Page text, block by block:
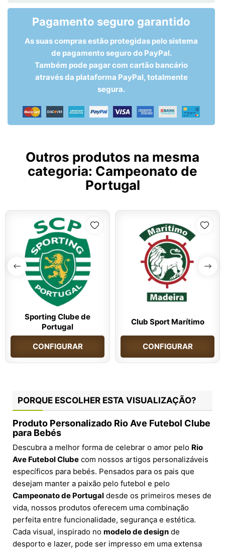
Pagamento seguro garantido
As suas compras estão protegidas pelo sistema
de pagamento seguro do PayPal.
Também pode pagar com cartão bancário
através da plataforma PayPal, totalmente
segura.
Outros produtos na mesma
categoria: Campeonato de
Portugal
Sporting Clube de
Portugal
CONFIGURAR
Club Sport Marítimo
CONFIGURAR
PORQUE ESCOLHER ESTA VISUALIZAÇÃO?
Produto Personalizado Rio Ave Futebol Clube
para Bebés
Descubra a melhor forma de celebrar o amor pelo Rio
Ave Futebol Clube com nossos artigos personalizáveis
específicos para bebés. Pensados para os pais que
desejam manter a paixão pelo futebol e pelo
Campeonato de Portugal desde os primeiros meses de
vida, nossos produtos oferecem uma combinação
perfeita entre funcionalidade, segurança e estética.
Cada visual, inspirado no modelo de design de
desporto e lazer, pode ser impresso em uma extensa